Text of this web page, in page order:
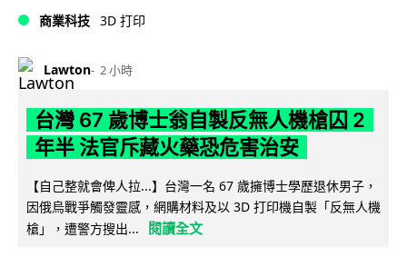
商業科技 3D 打印
Lawton 2 小時
台灣 67 歲博士翁自製反無人機槍囚 2
年半 法官斥藏火藥恐危害治安
【自己整就會俾人拉...】台灣一名 67 歲擁博士學歷退休男子，
因俄烏戰爭觸發靈感，網購材料及以 3D 打印機自製「反無人機
槍」，遭警方搜出...
閱讀全文